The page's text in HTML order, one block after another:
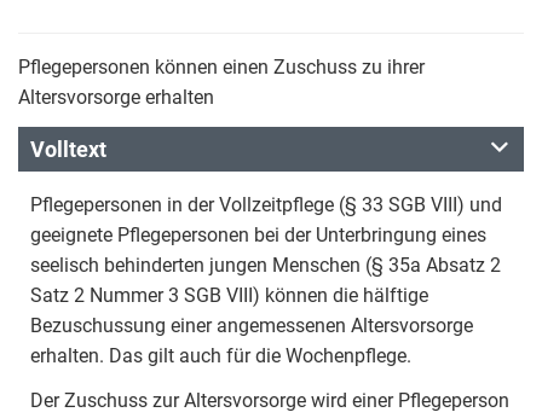
Pflegepersonen können einen Zuschuss zu ihrer
Altersvorsorge erhalten
Volltext
Pflegepersonen in der Vollzeitpflege (§ 33 SGB VIII) und
geeignete Pflegepersonen bei der Unterbringung eines
seelisch behinderten jungen Menschen (§ 35a Absatz 2
Satz 2 Nummer 3 SGB VIII) können die hälftige
Bezuschussung einer angemessenen Altersvorsorge
erhalten. Das gilt auch für die Wochenpflege.
Der Zuschuss zur Altersvorsorge wird einer Pflegeperson